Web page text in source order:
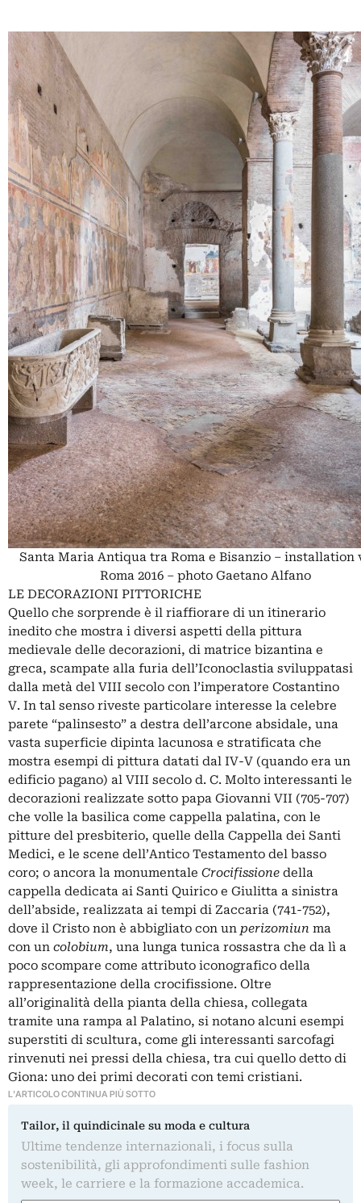
Santa Maria Antiqua tra Roma e Bisanzio – installation
Roma 2016 – photo Gaetano Alfano
LE DECORAZIONI PITTORICHE
Quello che sorprende è il riaffiorare di un itinerario
inedito che mostra i diversi aspetti della pittura
medievale delle decorazioni, di matrice bizantina e
greca, scampate alla furia dell’Iconoclastia sviluppatasi
dalla metà del VIII secolo con l’imperatore Costantino
V. In tal senso riveste particolare interesse la celebre
parete “palinsesto” a destra dell’arcone absidale, una
vasta superficie dipinta lacunosa e stratificata che
mostra esempi di pittura datati dal IV-V (quando era un
edificio pagano) al VIII secolo d. C. Molto interessanti le
decorazioni realizzate sotto papa Giovanni VII (705-707)
che volle la basilica come cappella palatina, con le
pitture del presbiterio, quelle della Cappella dei Santi
Medici, e le scene dell’Antico Testamento del basso
coro; o ancora la monumentale Crocifissione della
cappella dedicata ai Santi Quirico e Giulitta a sinistra
dell’abside, realizzata ai tempi di Zaccaria (741-752),
dove il Cristo non è abbigliato con un perizomiun ma
con un colobium, una lunga tunica rossastra che da lì a
poco scompare come attributo iconografico della
rappresentazione della crocifissione. Oltre
all’originalità della pianta della chiesa, collegata
tramite una rampa al Palatino, si notano alcuni esempi
superstiti di scultura, come gli interessanti sarcofagi
rinvenuti nei pressi della chiesa, tra cui quello detto di
Giona: uno dei primi decorati con temi cristiani.
L'ARTICOLO CONTINUA PIÙ SOTTO
Tailor, il quindicinale su moda e cultura
Ultime tendenze internazionali, i focus sulla
sostenibilità, gli approfondimenti sulle fashion
week, le carriere e la formazione accademica.